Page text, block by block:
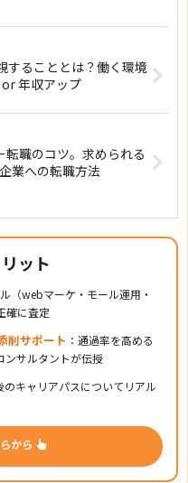
することとは？働く環境
年収アップ
転職のコツ。求められる
業への転職方法
ット
（webマーケ・モール運用・
確に査定
削サポート ：通過率を高める
ンサルタントが伝授
のキャリアパスについてリアル
から